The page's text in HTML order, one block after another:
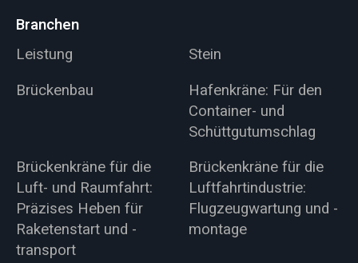
Branchen
Leistung
Stein
Brückenbau
Hafenkräne: Für den
Container- und
Schüttgutumschlag
Brückenkräne für die
Luft- und Raumfahrt:
Präzises Heben für
Raketenstart und -
transport
Brückenkräne für die
Luftfahrtindustrie:
Flugzeugwartung und -
montage